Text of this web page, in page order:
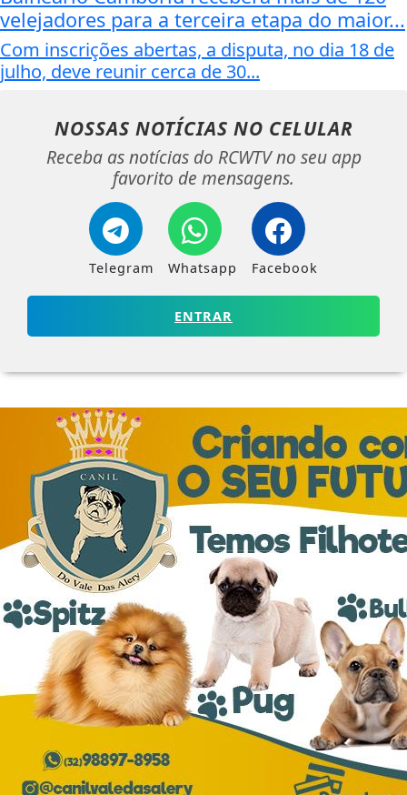
velejadores para a terceira etapa do maior...
Com inscrições abertas, a disputa, no dia 18 de
julho, deve reunir cerca de 30...
NOSSAS NOTÍCIAS NO CELULAR
Receba as notícias do RCWTV no seu app
favorito de mensagens.
Telegram Whatsapp Facebook
ENTRAR